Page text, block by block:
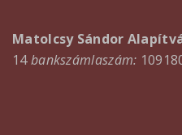
Matolcsy Sándor
14bankszámlaszám: